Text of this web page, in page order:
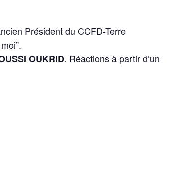
Président du CCFD-Terre
OUKRID. Réactions à partir d’un